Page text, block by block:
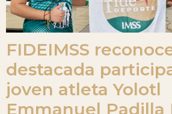
FIDEIMSS
destacada
joven atleta Yolotl
Emmanuel Padilla